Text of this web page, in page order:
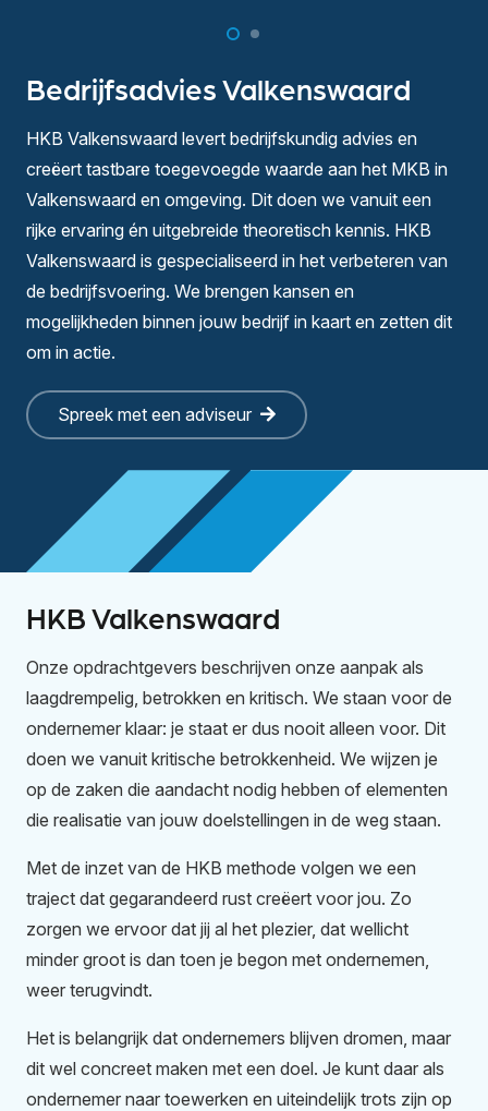
Bedrijfsadvies Valkenswaard
HKB Valkenswaard levert bedrijfskundig advies en
creëert tastbare toegevoegde waarde aan het MKB in
Valkenswaard en omgeving. Dit doen we vanuit een
rijke ervaring én uitgebreide theoretisch kennis. HKB
Valkenswaard is gespecialiseerd in het verbeteren van
de bedrijfsvoering. We brengen kansen en
mogelijkheden binnen jouw bedrijf in kaart en zetten dit
om in actie.
Spreek met een adviseur
HKB Valkenswaard
Onze opdrachtgevers beschrijven onze aanpak als
laagdrempelig, betrokken en kritisch. We staan voor de
ondernemer klaar: je staat er dus nooit alleen voor. Dit
doen we vanuit kritische betrokkenheid. We wijzen je
op de zaken die aandacht nodig hebben of elementen
die realisatie van jouw doelstellingen in de weg staan.
Met de inzet van de HKB methode volgen we een
traject dat gegarandeerd rust creëert voor jou. Zo
zorgen we ervoor dat jij al het plezier, dat wellicht
minder groot is dan toen je begon met ondernemen,
weer terugvindt.
Het is belangrijk dat ondernemers blijven dromen, maar
dit wel concreet maken met een doel. Je kunt daar als
ondernemer naar toewerken en uiteindelijk trots zijn op